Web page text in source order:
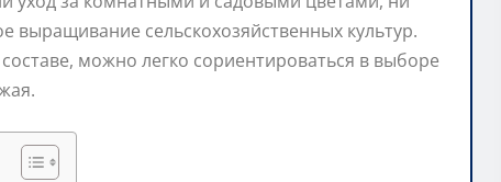
выращивание сельскохозяйственных культур.
можно легко сориентироваться в выборе